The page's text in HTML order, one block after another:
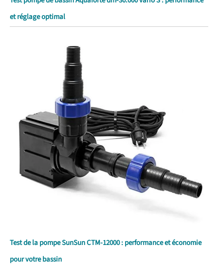
et réglage optimal
Test de la pompe SunSun CTM-12000 : performance et économie
pour votre bassin